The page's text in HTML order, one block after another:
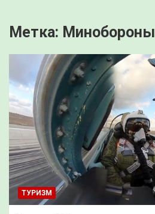
Метка: Минобороны
ТУРИЗМ